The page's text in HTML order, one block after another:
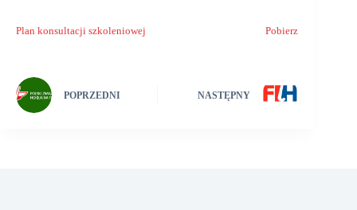
Plan konsultacji szkoleniowej Pobierz
POPRZEDNI NASTĘPNY